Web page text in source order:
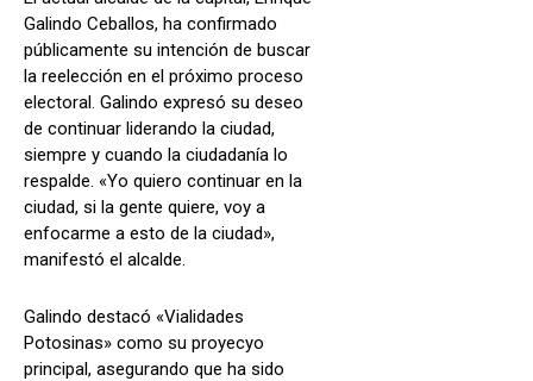
Galindo Ceballos, ha confirmado
públicamente su intención de buscar
la reelección en el próximo proceso
electoral. Galindo expresó su deseo
de continuar liderando la ciudad,
siempre y cuando la ciudadanía lo
respalde. «Yo quiero continuar en la
ciudad, si la gente quiere, voy a
enfocarme a esto de la ciudad»,
manifestó el alcalde.
Galindo destacó «Vialidades
Potosinas» como su proyecyo
principal, asegurando que ha sido